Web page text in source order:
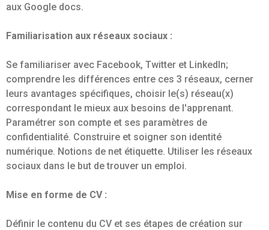
aux Google docs.
Familiarisation aux réseaux sociaux :
Se familiariser avec Facebook, Twitter et LinkedIn;
comprendre les différences entre ces 3 réseaux, cerner
leurs avantages spécifiques, choisir le(s) réseau(x)
correspondant le mieux aux besoins de l'apprenant.
Paramétrer son compte et ses paramètres de
confidentialité. Construire et soigner son identité
numérique. Notions de net étiquette. Utiliser les réseaux
sociaux dans le but de trouver un emploi.
Mise en forme de CV :
Définir le contenu du CV et ses étapes de création sur